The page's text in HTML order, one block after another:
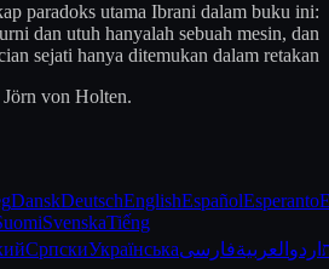
paradoks utama Ibrani dalam buku ini:
dan utuh hanyalah sebuah mesin, dan
sejati hanya ditemukan dalam retakan.
von Holten.
DanskDeutschEnglishEspañolEsperanto
SvenskaTiếng
СрпскиУкраїнська اردو العربيةفارسی